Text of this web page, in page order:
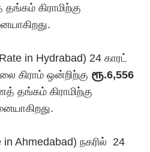
கிராமிற்கு
in Hydrabad) 24 காரட்
கிராம் ஒன்றிற்கு ரூ.6,556
தங்கம் கிராமிற்கு
Ahmedabad) நகரில் 24